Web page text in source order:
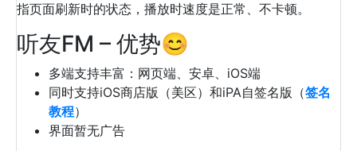
指页面刷新时的状态，播放时速度是正常、不卡顿。
听友FM – 优势😊
多端支持丰富：网页端、安卓、iOS端
同时支持iOS商店版（美区）和iPA自签名版（签名
教程）
界面暂无广告